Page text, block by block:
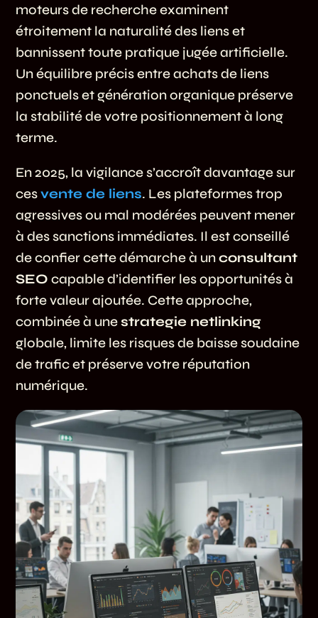
moteurs de recherche examinent
étroitement la naturalité des liens et
bannissent toute pratique jugée artificielle.
Un équilibre précis entre achats de liens
ponctuels et génération organique préserve
la stabilité de votre positionnement à long
terme.
En 2025, la vigilance s’accroît davantage sur
cesvente de liens. Les plateformes trop
agressives ou mal modérées peuvent mener
à des sanctions immédiates. Il est conseillé
de confier cette démarche à unconsultant
SEO capable d’identifier les opportunités à
forte valeur ajoutée. Cette approche,
combinée à unestrategie netlinking
globale, limite les risques de baisse soudaine
de trafic et préserve votre réputation
numérique.